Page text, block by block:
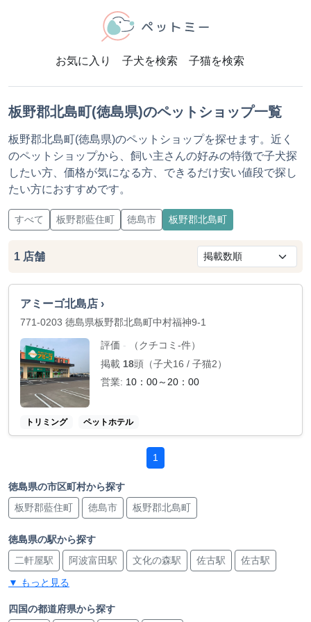
お気に入り 子犬を検索 子猫を検索
板野郡北島町(徳島県)のペットショップ一覧
板野郡北島町(徳島県)のペットショップを探せます。近く
のペットショップから、飼い主さんの好みの特徴で子犬探
したい方、価格が気になる方、できるだけ安い値段で探し
たい方におすすめです。
すべて 板野郡藍住町 徳島市 板野郡北島町
1 店舗
アミーゴ北島店 ›
771-0203 徳島県板野郡北島町中村福神9-1
評価 -
（クチコミ-件）
掲載 18頭（子犬16 / 子猫2）
営業: 10：00～20：00
トリミング ペットホテル
1
徳島県の市区町村から探す
板野郡藍住町
徳島市 板野郡北島町
徳島県の駅から探す
二軒屋駅
阿波富田駅 文化の森駅 佐古駅 佐古駅
徳島駅 徳島駅
阿波大谷駅 地蔵橋駅
▼ もっと見る
四国の都道府県から探す